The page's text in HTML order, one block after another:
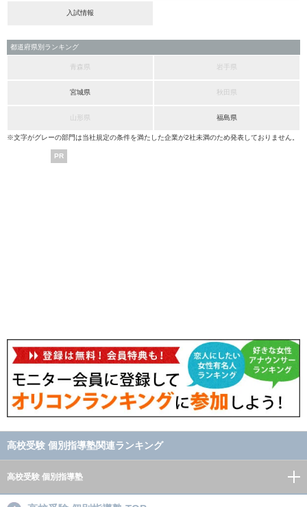
入試情報
都道府県別ランキング
青森県 岩手県
宮城県 秋田県
山形県 福島県
※文字がグレーの部門は当社規定の条件を満たした企業が2社未満のため発表しておりません。
PR
高校受験 個別指導塾関連ランキング
高校受験 個別指導塾